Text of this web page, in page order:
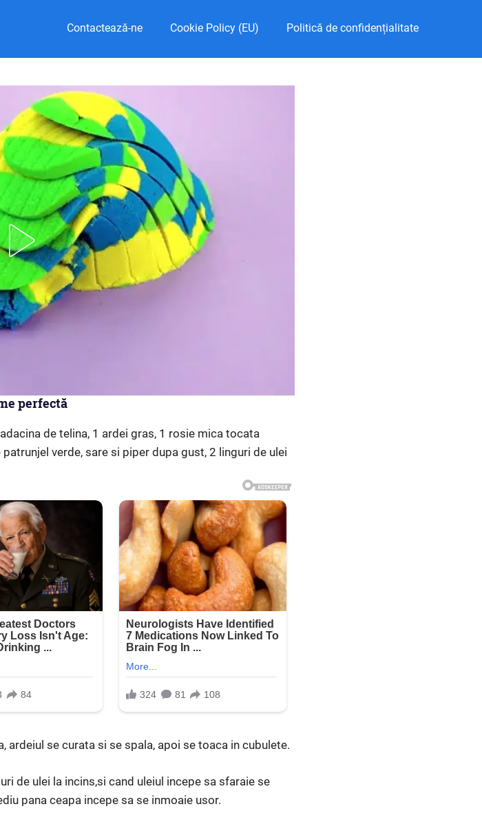
Contactează-ne Cookie Policy (EU) Politică de confidențialitate
perfectă
de telina, 1 ardei gras, 1 rosie mica tocata
verde, sare si piper dupa gust, 2 linguri de ulei
ardeiul se curata si se spala, apoi se toaca in cubulete.
de ulei la incins,si cand uleiul incepe sa sfaraie se
pana ceapa incepe sa se inmoaie usor.